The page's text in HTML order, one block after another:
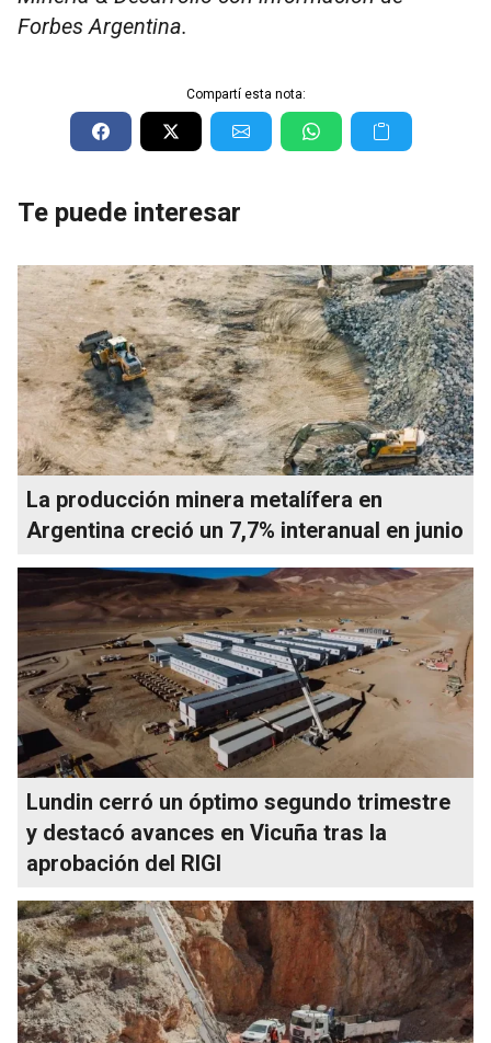
Forbes Argentina.
Compartí esta nota:
Te puede interesar
La producción minera metalífera en
Argentina creció un 7,7% interanual en junio
Lundin cerró un óptimo segundo trimestre
y destacó avances en Vicuña tras la
aprobación del RIGI